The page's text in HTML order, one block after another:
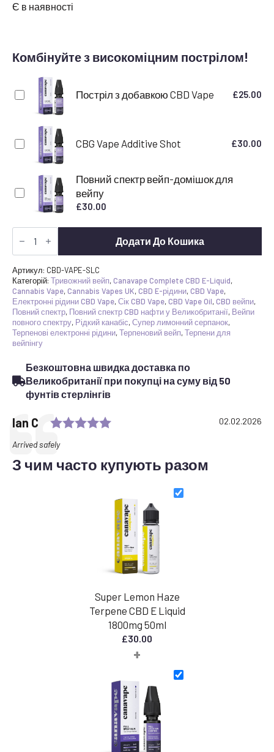
Є в наявності
Комбінуйте з високоміцним пострілом!
Постріл з добавкою CBD Vape £25.00
CBG Vape Additive Shot £30.00
Повний спектр вейп-домішок для
вейпу
£30.00
Super
Lemon
CBD
E
Liquid
1800mg
50ml
кількість
Додати До Кошика
Артикул: CBD-VAPE-SLC
Категорій: Тривожний вейп,Canavape Complete CBD E-Liquid,
Cannabis Vape,Cannabis Vapes UK,CBD E-рідини,CBD Vape,
Електронні рідини CBD Vape,Сік CBD Vape,CBD Vape Oil,CBD вейпи,
Повний спектр, Повний спектр CBD нафти у Великобританії, Вейпи
повного спектру, Рідкий канабіс,Супер лимонний серпанок,
Терпенові електронні рідини,Терпеновий вейп,Терпени для
вейпінгу
Безкоштовна швидка доставка по
Великобританії при покупці на суму від 50
фунтів стерлінгів
Testimonial
Автор:
Ian C Rating: 5.0 out of 5 starsПобачення:
02.02.2026
Текст:
Arrived safely
З чим часто купують разом
Super Lemon Haze
Terpene CBD E Liquid
1800mg 50ml
£30.00
+